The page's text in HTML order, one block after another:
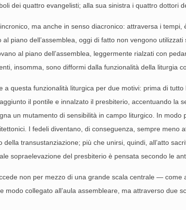
dei quattro evangelisti; alla sua sinistra i quattro dottori
ma anche in senso diacronico: attraversa i
piano dell’assemblea, oggi di fatto non vengono
al piano dell’assemblea, leggermente rialzati con
insomma, sono difformi dalla funzionalità della liturgia
questa funzionalità liturgica per due motivi: prima di
il pontile e innalzato il presbiterio, accentuando la
un mutamento di sensibilità in campo liturgico. In
I fedeli diventano, di conseguenza, sempre meno
transustanziazione; più che unirsi, quindi, all’atto
sopraelevazione del presbiterio è pensata secondo le
non per mezzo di una grande scala centrale —
collegato all’aula assembleare, ma attraverso due